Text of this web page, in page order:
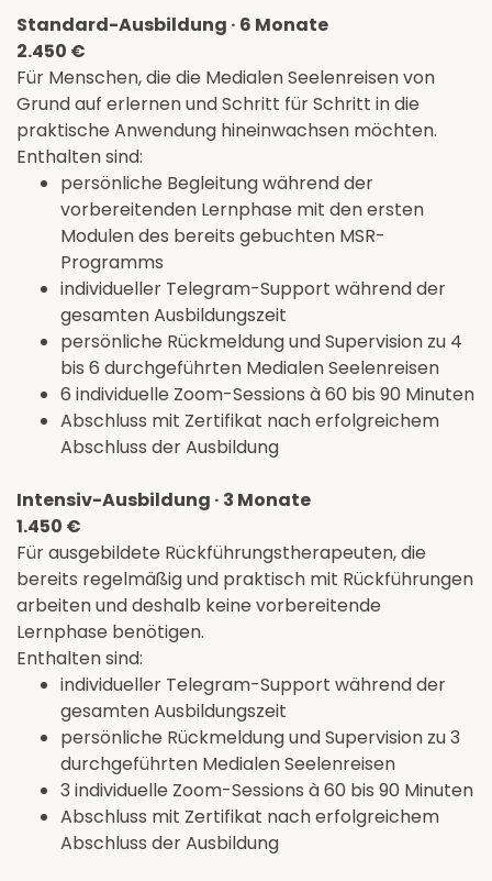
Standard-Ausbildung · 6 Monate
2.450 €
Für Menschen, die die Medialen Seelenreisen von
Grund auf erlernen und Schritt für Schritt in die
praktische Anwendung hineinwachsen möchten.
Enthalten sind:
persönliche Begleitung während der
vorbereitenden Lernphase mit den ersten
Modulen des bereits gebuchten MSR-
Programms
individueller Telegram-Support während der
gesamten Ausbildungszeit
persönliche Rückmeldung und Supervision zu 4
bis 6 durchgeführten Medialen Seelenreisen
6 individuelle Zoom-Sessions à 60 bis 90 Minuten
Abschluss mit Zertifikat nach erfolgreichem
Abschluss der Ausbildung
Intensiv-Ausbildung · 3 Monate
1.450 €
Für ausgebildete Rückführungstherapeuten, die
bereits regelmäßig und praktisch mit Rückführungen
arbeiten und deshalb keine vorbereitende
Lernphase benötigen.
Enthalten sind:
individueller Telegram-Support während der
gesamten Ausbildungszeit
persönliche Rückmeldung und Supervision zu 3
durchgeführten Medialen Seelenreisen
3 individuelle Zoom-Sessions à 60 bis 90 Minuten
Abschluss mit Zertifikat nach erfolgreichem
Abschluss der Ausbildung